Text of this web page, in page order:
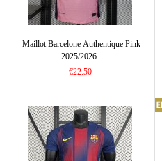
Maillot Barcelone Authentique Pink
2025/2026
€22.50